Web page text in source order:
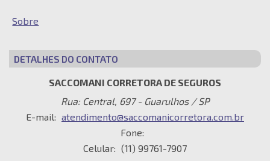
Sobre
DETALHES DO CONTATO
SACCOMANI CORRETORA DE SEGUROS
Rua: Central, 697 - Guarulhos / SP
E-mail: atendimento@saccomanicorretora.com.br
Fone:
Celular: (11) 99761-7907